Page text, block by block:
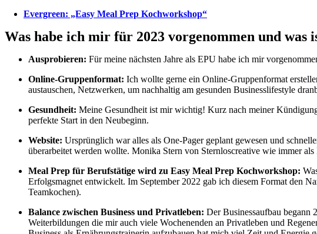
Evergreen: „Easy Meal Prep Kochworkshop“
Was habe ich mir für 2023 vorgenommen und was
Ausprobieren: Für meine nächsten Jahre als EPU habe ich mir
Online-Gruppenformat: Ich wollte gerne ein Online-Gruppenformat
austauschen, Netzwerken, um nachhaltig am gesunden Businesslifestyle
Gesundheit: Meine Gesundheit ist mir wichtig! Kurz nach meiner
perfekte Start in den Neubeginn.
Website: Ursprünglich war alles als One-Pager geplant gewesen und
überarbeitet werden wollte. Monika Stern von Sternloscreative wie immer
Meal Prep für Berufstätige wird zu Easy Meal Prep Kochworkshop:
Erfolgsmagnet entwickelt. Im September 2022 gab ich diesem Format den
Teamkochen).
Balance zwischen Business und Privatleben: Der Businessaufbau begann
Weiterbildungen die mir auch viele Wochenenden an Privatleben und